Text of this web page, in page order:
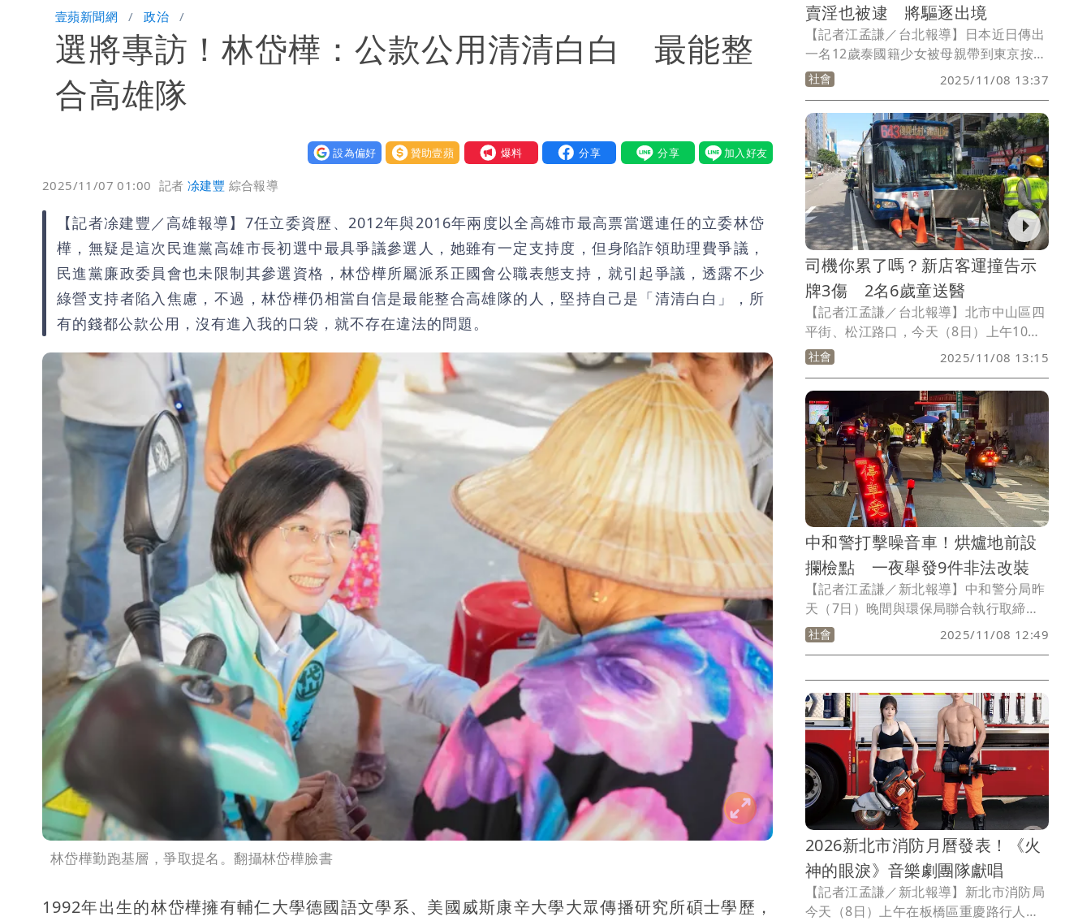
壹蘋新聞網 政治
選將專訪！林岱樺：公款公用清清白白 最能整
合高雄隊
設為偏好 贊助壹蘋 我要爆料
2025/11/07 01:00 記者凃建豐 綜合報導
【記者凃建豐／高雄報導】7任立委資歷、2012年與2016年兩度以全高雄市最高票當選連任的立委林岱
樺，無疑是這次民進黨高雄市長初選中最具爭議參選人，她雖有一定支持度，但身陷詐領助理費爭議，
民進黨廉政委員會也未限制其參選資格，林岱樺所屬派系正國會公職表態支持，就引起爭議，透露不少
綠營支持者陷入焦慮，不過，林岱樺仍相當自信是最能整合高雄隊的人，堅持自己是「清清白白」，所
有的錢都公款公用，沒有進入我的口袋，就不存在違法的問題。
林岱樺勤跑基層，爭取提名。翻攝林岱樺臉書
1992年出生的林岱樺擁有輔仁大學德國語文學系、美國威斯康辛大學大眾傳播研究所碩士學歷，
賣淫也被逮 將驅逐出境
【記者江孟謙／台北報導】日本近日傳出
一名12歲泰國籍少女被母親帶到東京按摩
店，被迫提供性服務，震驚社會。而接著
又傳出少女母親「目前人在台灣」，刑事
局國際科表示，已掌握案情，正與泰國及
日本警方洽查相關細部資訊；另本案涉及
外籍被收容人，後續將與移民署共同調
查，以釐清全案事實。
社會 2025/11/08 13:37
司機你累了嗎？新店客運撞告示
牌3傷 2名6歲童送醫
【記者江孟謙／台北報導】北市中山區四
平街、松江路口，今天（8日）上午10時
許發生公車撞擊施工告示牌意外事故，導
致3名乘客受傷，意識都清醒送醫，詳細
車禍原因仍待釐清。
社會 2025/11/08 13:15
中和警打擊噪音車！烘爐地前設
攔檢點 一夜舉發9件非法改裝
【記者江孟謙／新北報導】中和警分局昨
天（7日）晚間與環保局聯合執行取締改
裝噪音車輛，攔查百餘部汽、機車，共計
舉發非法改裝（如變更頭燈、車身顏色、
4件及相關交通違規7件，依法告發將處
900元至24000元罰鍰，總罰鍰金額以最
高罰計算，超過新臺幣10萬元。
社會 2025/11/08 12:49
2026新北市消防月曆發表！《火
神的眼淚》音樂劇團隊獻唱
【記者江孟謙／新北報導】新北市消防局
今天（8日）上午在板橋區重慶路行人徒